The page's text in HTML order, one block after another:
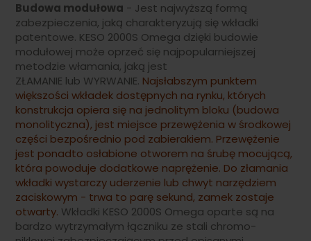
Budowa modułowa - Jest najwyższą formą
zabezpieczenia, jaką charakteryzują się wkładki
patentowe. KESO 2000S Omega dzięki budowie
modułowej może oprzeć się najpopularniejszej
metodzie włamania, jaką jest
ZŁAMANIE lub WYRWANIE. Najsłabszym punktem
większości wkładek dostępnych na rynku, których
konstrukcja opiera się na jednolitym bloku (budowa
monolityczna), jest miejsce przewężenia w środkowej
części bezpośrednio pod zabierakiem. Przewężenie
jest ponadto osłabione otworem na śrubę mocującą,
która powoduje dodatkowe naprężenie. Do złamania
wkładki wystarczy uderzenie lub chwyt narzędziem
zaciskowym - trwa to parę sekund, zamek zostaje
otwarty. Wkładki KESO 2000S Omega oparte są na
bardzo wytrzymałym łączniku ze stali chromo-